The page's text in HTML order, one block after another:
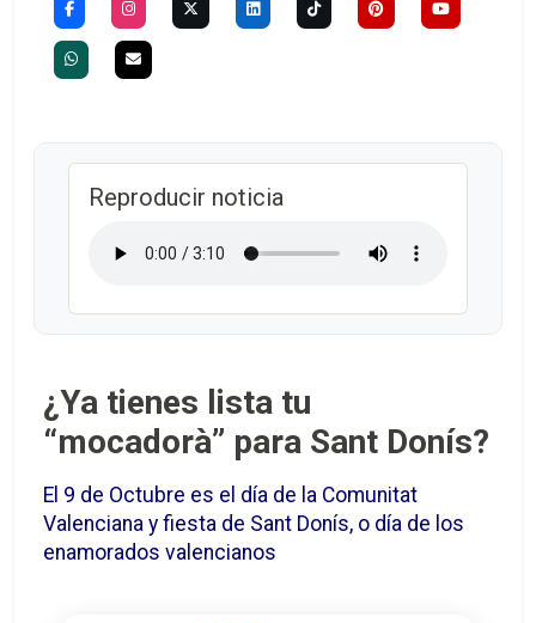
Reproducir noticia
¿Ya tienes lista tu
“mocadorà” para Sant Donís?
El 9 de Octubre es el día de la Comunitat
Valenciana y fiesta de Sant Donís, o día de los
enamorados valencianos